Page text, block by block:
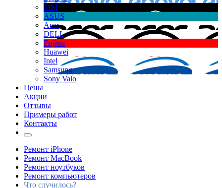
MSI
ASUS
Acer
DELL
Fujitsu
Huawei
Intel
Samsung
Sony Vaio
Цены
Акции
Отзывы
Примеры работ
Контакты
Ремонт iPhone
Ремонт MacBook
Ремонт ноутбуков
Ремонт компьютеров
Что случилось?